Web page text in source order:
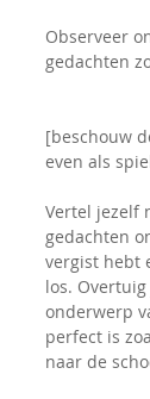
Observeer
gedachten
[beschouw
even als
Vertel jezelf
gedachten
vergist hebt
los.
onderwerp
perfect is
naar de